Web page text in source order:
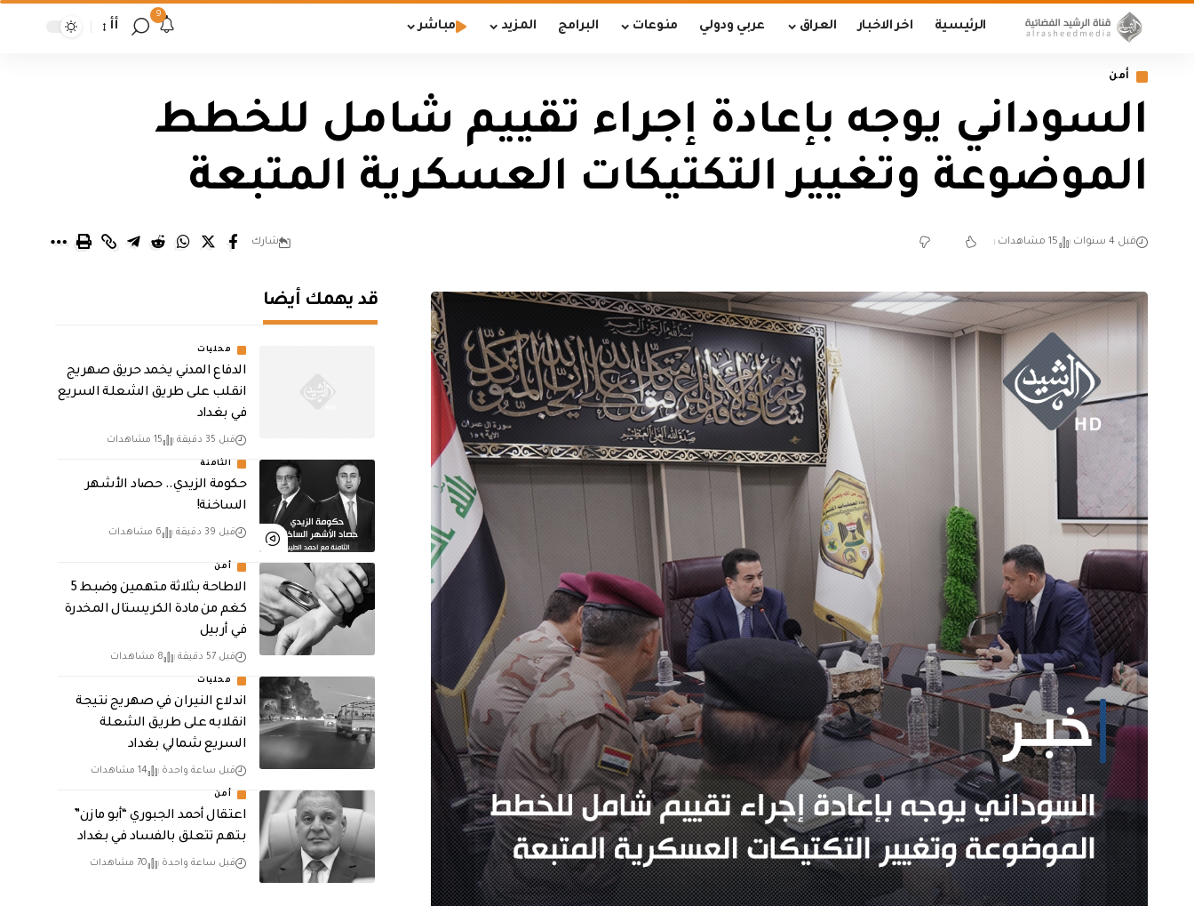
الرئيسية اخر الاخبار العراق عربي ودولي منوعات البرامج المزيد مباشر
9
أأ
أمن
السوداني يوجه بإعادة إجراء تقييم شامل للخطط
الموضوعة وتغيير التكتيكات العسكرية المتبعة
قبل 4 سنوات 15 مشاهدات شارك
قد يهمك أيضا
محليات
الدفاع المدني يخمد حريق صهريج
انقلب على طريق الشعلة السريع
في بغداد
قبل 35 دقيقة 15 مشاهدات
الثامنة
حكومة الزيدي.. حصاد الأشهر
الساخنة!
قبل 39 دقيقة 6 مشاهدات
أمن
الاطاحة بثلاثة متهمين وضبط 5
كغم من مادة الكريستال المخدرة ​
في أربيل
قبل 57 دقيقة 8 مشاهدات
محليات
اندلاع النيران في صهريج نتيجة
انقلابه على طريق الشعلة
السريع شمالي بغداد
قبل ساعة واحدة 14 مشاهدات
أمن
اعتقال أحمد الجبوري “أبو مازن”
بتهم تتعلق بالفساد في بغداد
قبل ساعة واحدة 70 مشاهدات